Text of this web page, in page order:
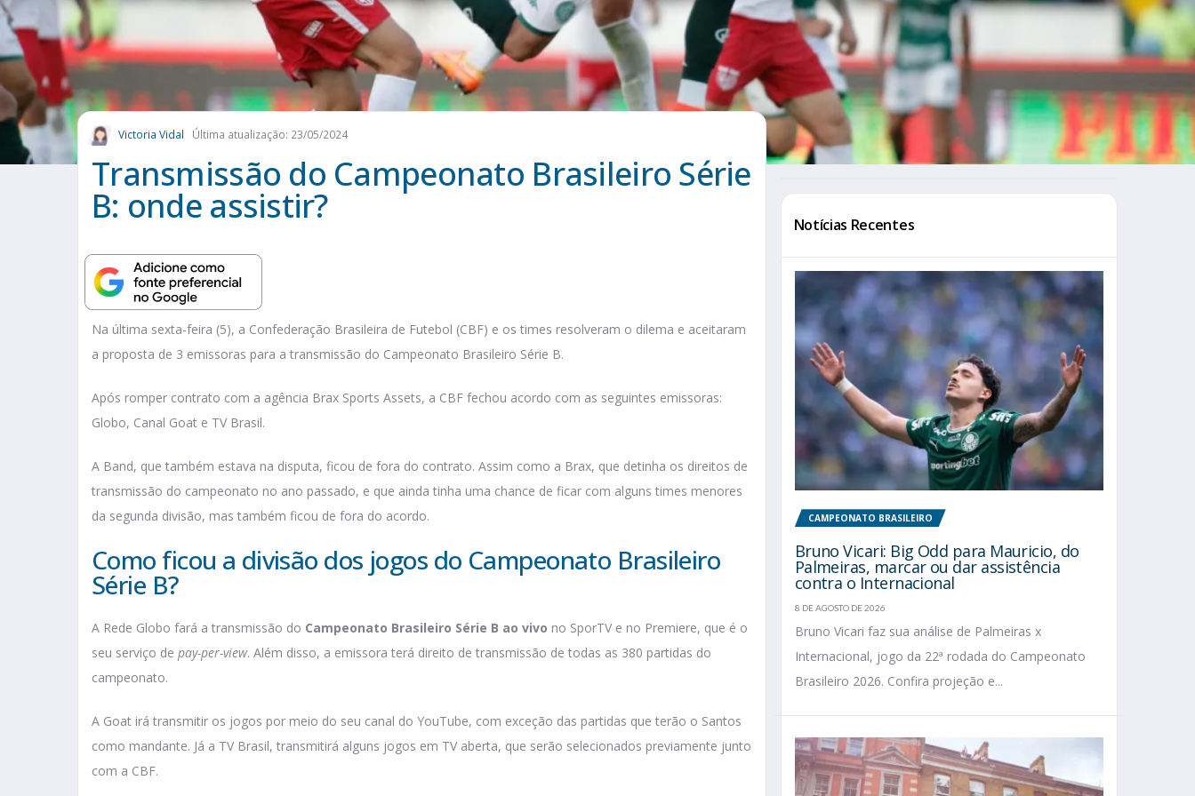
Victoria Vidal Última atualização: 23/05/2024
Transmissão do Campeonato Brasileiro Série
B: onde assistir?
Na última sexta-feira (5), a Confederação Brasileira de Futebol (CBF) e os times resolveram o dilema e aceitaram
a proposta de 3 emissoras para a transmissão do Campeonato Brasileiro Série B.
Após romper contrato com a agência Brax Sports Assets, a CBF fechou acordo com as seguintes emissoras:
Globo, Canal Goat e TV Brasil.
A Band, que também estava na disputa, ficou de fora do contrato. Assim como a Brax, que detinha os direitos de
transmissão do campeonato no ano passado, e que ainda tinha uma chance de ficar com alguns times menores
da segunda divisão, mas também ficou de fora do acordo.
Como ficou a divisão dos jogos do Campeonato Brasileiro
Série B?
A Rede Globo fará a transmissão do Campeonato Brasileiro Série B ao vivo no SporTV e no Premiere, que é o
seu serviço de pay-per-view. Além disso, a emissora terá direito de transmissão de todas as 380 partidas do
campeonato.
A Goat irá transmitir os jogos por meio do seu canal do YouTube, com exceção das partidas que terão o Santos
como mandante. Já a TV Brasil, transmitirá alguns jogos em TV aberta, que serão selecionados previamente junto
com a CBF.
Notícias Recentes
CAMPEONATO BRASILEIRO
Bruno Vicari: Big Odd para Mauricio, do
Palmeiras, marcar ou dar assistência
contra o Internacional
8 DE AGOSTO DE 2026
Bruno Vicari faz sua análise de Palmeiras x
Internacional, jogo da 22ª rodada do Campeonato
Brasileiro 2026. Confira projeção e...